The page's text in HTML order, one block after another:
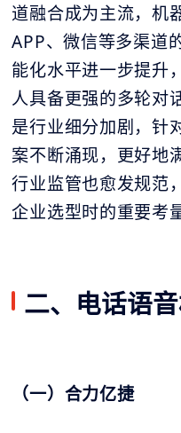
道融合成为主流，机
APP、微信等多渠道
能化水平进一步提升
人具备更强的多轮对
是行业细分加剧，针
案不断涌现，更好地
行业监管也愈发规范
企业选型时的重要考
二、电话语
（一）合力亿捷